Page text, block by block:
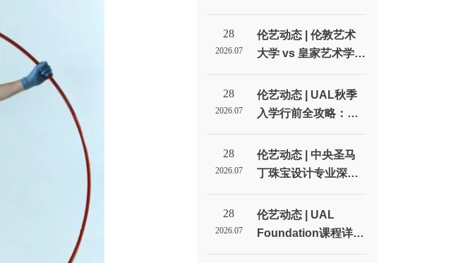
全解析！
28
2026.07
伦艺动态 | 伦敦艺术
大学 vs 皇家艺术学
院：英国两大艺术名
校全方位对比_伦敦艺
术大学北京招生代表
28
2026.07
伦艺动态 | UAL秋季
入学行前全攻略：签
证、住宿和开学准备
清单_伦敦艺术大学北
京招生代表处
28
2026.07
伦艺动态 | 中央圣马
丁珠宝设计专业深度
解读：不只是做首饰_
伦敦艺术大学北京招
生代表处
28
2026.07
伦艺动态 | UAL
Foundation课程详
解：预科到底学什